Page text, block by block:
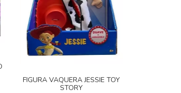
FIGURA VAQUERA JESSIE TOY
STORY